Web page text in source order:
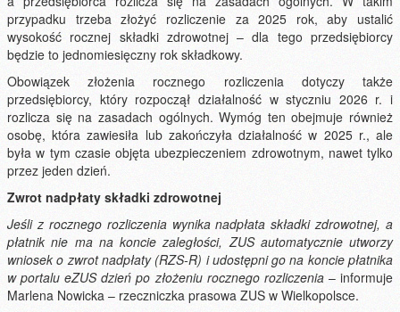
przypadku trzeba złożyć rozliczenie za 2025 rok, aby ustalić
wysokość rocznej składki zdrowotnej – dla tego przedsiębiorcy
będzie to jednomiesięczny rok składkowy.
Obowiązek złożenia rocznego rozliczenia dotyczy także
przedsiębiorcy, który rozpoczął działalność w styczniu 2026 r. i
rozlicza się na zasadach ogólnych. Wymóg ten obejmuje również
osobę, która zawiesiła lub zakończyła działalność w 2025 r., ale
była w tym czasie objęta ubezpieczeniem zdrowotnym, nawet tylko
przez jeden dzień.
Zwrot nadpłaty składki zdrowotnej
Jeśli z rocznego rozliczenia wynika nadpłata składki zdrowotnej, a
płatnik nie ma na koncie zaległości, ZUS automatycznie utworzy
wniosek o zwrot nadpłaty (RZS-R) i udostępni go na koncie płatnika
w portalu eZUS dzień po złożeniu rocznego rozliczenia– informuje
Marlena Nowicka – rzeczniczka prasowa ZUS w Wielkopolsce.